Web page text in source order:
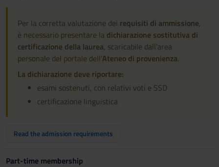
Per la corretta valutazione dei requisiti di ammissione,
è necessario presentare la dichiarazione sostitutiva di
certificazione della laurea, scaricabile dall'area
personale del portale dell'Ateneo di provenienza.
La dichiarazione deve riportare:
esami sostenuti, con relativi voti e SSD
certificazione linguistica
Read the admission requirements
Part-time membership